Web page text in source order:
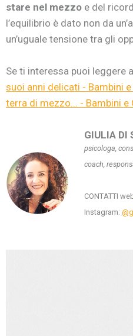
stare nel mezzo e del
l’equilibrio è dato non da
un’uguale tensione tra gli
Se ti interessa puoi leggere
suoi anni delicati - Bambini
terra di mezzo... - Bambini e
GIULIA DI
psicologa,
coach,
CONTATTI
Instagram: